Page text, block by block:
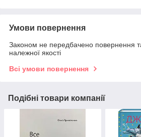
Умови повернення
Законом не передбачено повернення
належної якості
Всі умови повернення
Подібні товари компанії